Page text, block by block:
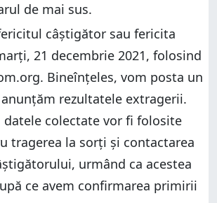
de mai sus.
câștigător sau fericita
21 decembrie 2021, folosind
Bineînțeles, vom posta un
rezultatele extragerii.
datele colectate vor fi folosite
tragerea la sorți și contactarea
urmând ca acestea
ce avem confirmarea primirii